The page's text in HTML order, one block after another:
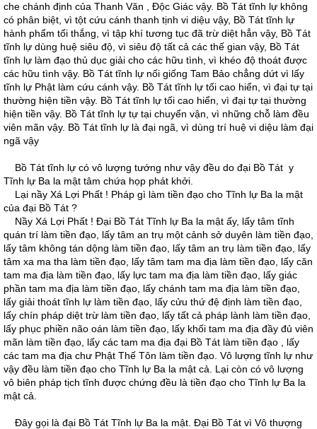
che chánh định của Thanh Văn , Ðộc Giác vậy. Bồ Tát tĩnh lự không
có phân biệt, vì tột cứu cánh thanh tịnh vi diệu vậy, Bồ Tát tĩnh lự
hành phẩm tối thắng, vì tập khí tương tục đã trừ diệt hẳn vậy, Bồ Tát
tĩnh lự dùng huệ siêu độ, vì siêu độ tất cả các thế gian vậy, Bồ Tát
tĩnh lự làm đạo thủ dục giải cho các hữu tình, vì khéo độ thoát được
các hữu tình vậy. Bồ Tát tĩnh lự nối giống Tam Bảo chẳng dứt vì lấy
tĩnh lự Phật làm cứu cánh vậy. Bồ Tát tĩnh lự tối cao hiển, vì đại tự tại
thường hiện tiền vậy. Bồ Tát tĩnh lự tối cao hiển, vì đại tự tại thường
hiện tiền vậy. Bồ Tát tĩnh lự tự tại chuyển vận, vì những chỗ làm đều
viên mãn vậy. Bồ Tát tĩnh lự là đại ngã, vì dùng trí huệ vi diệu làm đại
ngã vậy
Bồ Tát tĩnh lự có vô lượng tướng như vậy đều do đại Bồ Tát y
Tĩnh lự Ba la mật tâm chứa họp phát khởi.
Lại nầy Xá Lợi Phất ! Pháp gì làm tiền đạo cho Tĩnh lự Ba la mật
của đại Bồ Tát ?
Nầy Xá Lợi Phất ! Ðại Bồ Tát Tĩnh lự Ba la mật ấy, lấy tâm tĩnh
quán trí làm tiền đạo, lấy tâm an trụ một cảnh sở duyên làm tiền đạo,
lấy tâm không tán dộng làm tiền đạo, lấy tâm an trụ làm tiền đạo, lấy
tâm xa ma tha làm tiền đạo, lấy tâm tam ma địa làm tiền đạo, lấy căn
tam ma địa làm tiền đạo, lấy lực tam ma địa làm tiền đạo, lấy giác
phần tam ma địa làm tiền đạo, lấy chánh tam ma địa làm tiền đạo,
lấy giải thoát tĩnh lự làm tiền đạo, lấy cửu thứ đệ định làm tiền đạo,
lấy chín pháp diệt trừ làm tiền đạo, lấy tất cả pháp lành làm tiền đạo,
lấy phục phiền não oán làm tiền đạo, lấy khối tam ma địa đầy đủ viên
mãn làm tiền đạo, lấy các tam ma địa đại Bồ Tát làm tiền đạo , lấy
các tam ma địa chư Phật Thế Tôn làm tiền đạo. Vô lượng tĩnh lự như
vậy đều làm tiền đạo cho Tĩnh lự Ba la mật cả. Lại còn có vô lượng
vô biên pháp tịch tĩnh được chứng đều là tiền đạo cho Tĩnh lự Ba la
mật cả.
Ðây gọi là đại Bồ Tát Tĩnh lự Ba la mật. Ðại Bồ Tát vì Vô thượng